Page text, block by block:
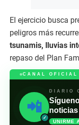
El ejercicio busca
peligros más
tsunamis, lluvias
repaso del Plan
CANAL OFICIAL
📲
✓
DIARIO
UNIRME